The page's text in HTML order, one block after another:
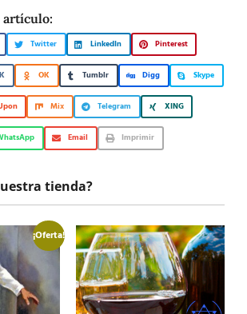
artículo:
Twitter LinkedIn Pinterest
OK Tumblr Digg Skype
Mix Telegram XING
Email Imprimir
tienda?
¡Oferta!